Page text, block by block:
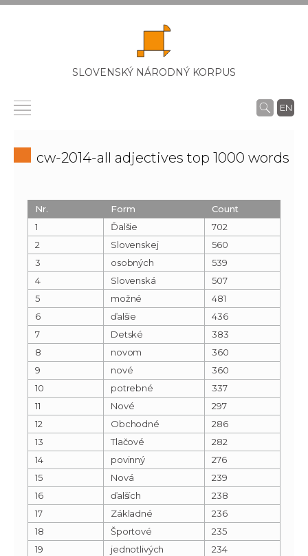
SLOVENSKÝ NÁRODNÝ KORPUS
EN
cw-2014-all adjectives top 1000 words
Nr. Form
Count
1
Ďalšie
702
2
Slovenskej
560
3
osobných
539
4
Slovenská
507
5
možné
481
6
ďalšie
436
7
Detské
383
8
novom
360
9
nové
360
10
potrebné
337
11
Nové
297
12
Obchodné
286
13
Tlačové
282
14
povinný
276
15
Nová
239
16
ďalších
238
17
Základné
236
18
Športové
235
19
jednotlivých
234